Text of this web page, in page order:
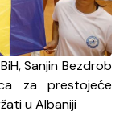
Sanjin Bezdrob
za prestojeće
u Albaniji